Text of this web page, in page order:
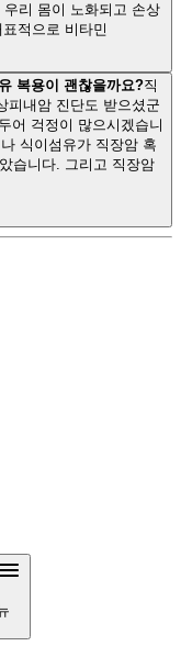
리 몸이 노화되고 손상
적으로 비타민
복용이 괜찮을까요?직
피내암 진단도 받으셨군
어 걱정이 많으시겠습니
식이섬유가 직장암 혹
습니다. 그리고 직장암